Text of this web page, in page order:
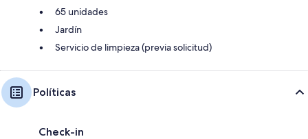
65 unidades
Jardín
Servicio de limpieza (previa solicitud)
Políticas
Check-in